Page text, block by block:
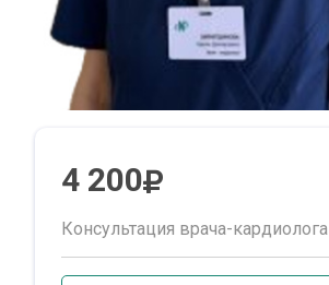
4 200
Консультация врача-кардиолога